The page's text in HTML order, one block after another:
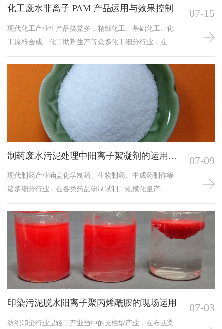
化工废水非离子 PAM 产品运用与效果控制
现代化工产业生产品类繁多，精细化工、基础化工、化
工原料合成、化工助剂生产等众多化工细分行业，在流
程生产加工过程当中，所产生的化工生产废水是目前工
业废水体系当中成分较为繁杂、治理难度较高的废水品
类之一。这类化工复杂废水内部不仅同时混杂着有机污
染物、无机盐类杂质、各类胶体物质、化工原料残留以
及大量细微固态悬浮颗粒，还存在水体酸碱值跨度大、
水质组分变动频繁、各类干扰性离子含量繁多等诸多治
理难点，常规单一
07-15
制药废水污泥处理中阳离子絮凝剂的运用优
现代制药产业涵盖化学制药、生物制药、中成药制作等
诸多细分行业，在各类药品研制试制、规模化量产、药
品提纯与精制等系列生产流程当中，会产生大量成分复
杂、污染属性特殊的制药生产废水。这类废水经过系统
化净化处理之后，所沉淀形成的制药行业污泥，相较于
普通生活污泥、常规工业污泥而言，物质构成更加繁
杂，不仅包含各类药物原料残留、化工合成中间体残
渣，还混杂着大量微生物菌体、药用辅料沉淀物等特殊
物质，污泥颗粒粒径细
07-09
印染污泥脱水阳离子聚丙烯酰胺的现场运用
纺织印染行业是轻工产业当中的支柱型产业，在布匹染
07-03